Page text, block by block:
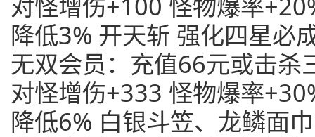
降低3% 开天斩 强化四星必
无双会员：充值66元或击
对怪增伤+333 怪物爆率
降低6% 白银斗笠、龙鳞面